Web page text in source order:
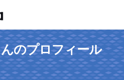
のプロフィール